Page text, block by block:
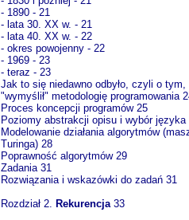
- 1890 - 21
- lata 30. XX w. - 21
- lata 40. XX w. - 22
- okres powojenny - 22
- 1969 - 23
- teraz - 23
Jak to się niedawno odbyło, czyli o tym,
"wymyślił" metodologię programowania
Proces koncepcji programów 25
Poziomy abstrakcji opisu i wybór języka
Modelowanie działania algorytmów
Turinga) 28
Poprawność algorytmów 29
Zadania 31
Rozwiązania i wskazówki do zadań 31
Rozdział 2.
Rekurencja 33